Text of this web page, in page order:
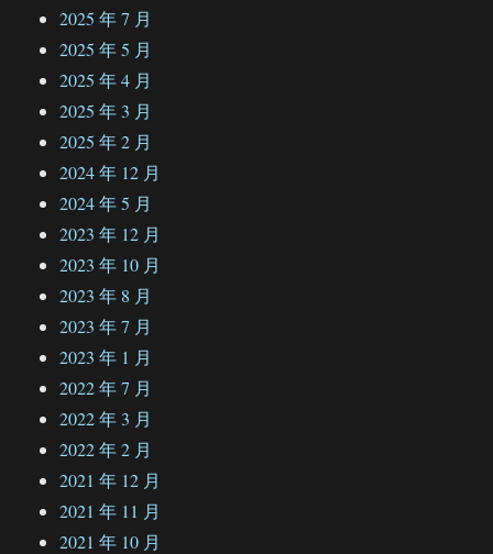
2025 年 7 月
2025 年 5 月
2025 年 4 月
2025 年 3 月
2025 年 2 月
2024 年 12 月
2024 年 5 月
2023 年 12 月
2023 年 10 月
2023 年 8 月
2023 年 7 月
2023 年 1 月
2022 年 7 月
2022 年 3 月
2022 年 2 月
2021 年 12 月
2021 年 11 月
2021 年 10 月